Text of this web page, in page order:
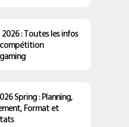
2026 : Toutes les infos
Spring : Planning,
Format et